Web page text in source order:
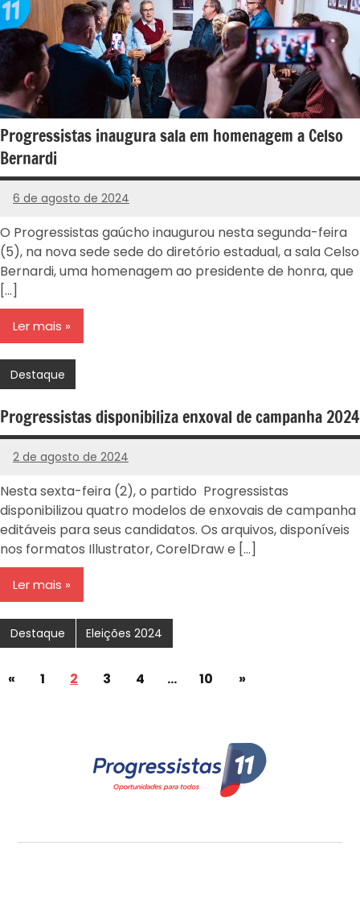
Progressistas inaugura sala em homenagem a Celso
Bernardi
6 de agosto de 2024
PROGRESSISTAS
-
RS
O Progressistas gaúcho inaugurou nesta segunda-feira
(5), na nova sede sede do diretório estadual, a sala Celso
Bernardi, uma homenagem ao presidente de honra, que
[…]
Ler mais
Destaque
Progressistas disponibiliza enxoval de campanha 2024
2 de agosto de 2024
PROGRESSISTAS
-
RS
Nesta sexta-feira (2), o partido Progressistas
disponibilizou quatro modelos de enxovais de campanha
editáveis para seus candidatos. Os arquivos, disponíveis
nos formatos Illustrator, CorelDraw e […]
Ler mais
Destaque Eleições 2024
« 1 2 3 4 … 10 »